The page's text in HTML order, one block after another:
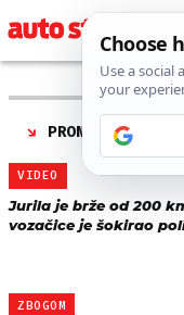
PRONAĐENO 28
VIDEO
Jurila je brže od 200
vozačice je šokirao
ZBOGOM